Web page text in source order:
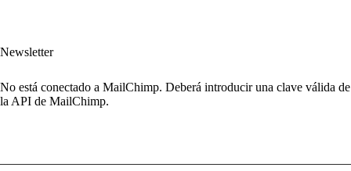
Newsletter
No está conectado a MailChimp. Deberá introducir una clave válida de
la API de MailChimp.